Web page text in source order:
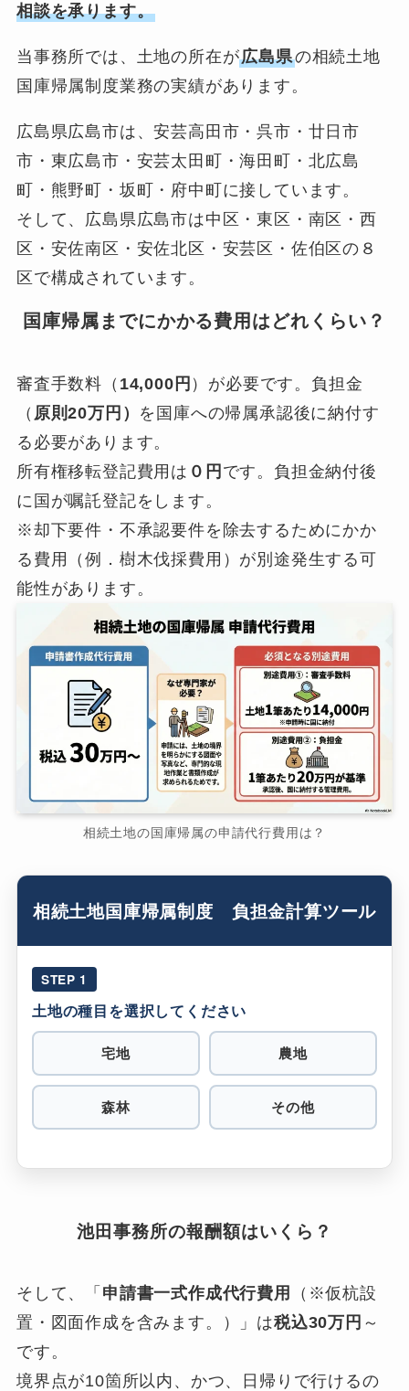
相談を承ります。
当事務所では、土地の所在が広島県の相続土地
国庫帰属制度業務の実績があります。
広島県広島市は、安芸高田市・呉市・廿日市
市・東広島市・安芸太田町・海田町・北広島
町・熊野町・坂町・府中町に接しています。
そして、広島県広島市は中区・東区・南区・西
区・安佐南区・安佐北区・安芸区・佐伯区の８
区で構成されています。
国庫帰属までにかかる費用はどれくらい？
審査手数料（ 14,000円 ）が必要です。負担金
（ 原則20万円） を国庫への帰属承認後に納付す
る必要があります。
所有権移転登記費用は ０円 です。負担金納付後
に国が嘱託登記をします。
※却下要件・不承認要件を除去するためにかか
る費用（例．樹木伐採費用）が別途発生する可
能性があります。
相続土地の国庫帰属の申請代行費用は？
相続土地国庫帰属制度 負担金計算ツール
STEP 1
土地の種目を選択してください
宅地 農地
森林 その他
池田事務所の報酬額はいくら？
そして、「 申請書一式作成代行費用
（※仮杭設
置・図面作成を含みます。）」は税込30万円 ～
です。
境界点が10箇所以内、かつ、日帰りで行けるの